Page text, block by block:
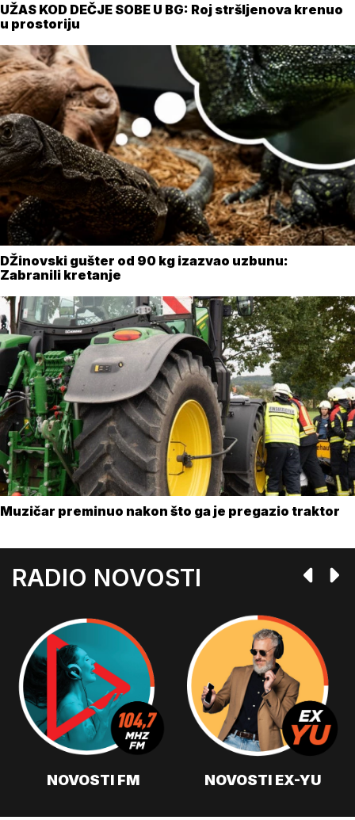
UŽAS KOD DEČJE SOBE U BG: Roj stršljenova krenuo
u prostoriju
DŽinovski gušter od 90 kg izazvao uzbunu:
Zabranili kretanje
Muzičar preminuo nakon što ga je pregazio traktor
RADIO NOVOSTI
NOVOSTI FM NOVOSTI EX-YU